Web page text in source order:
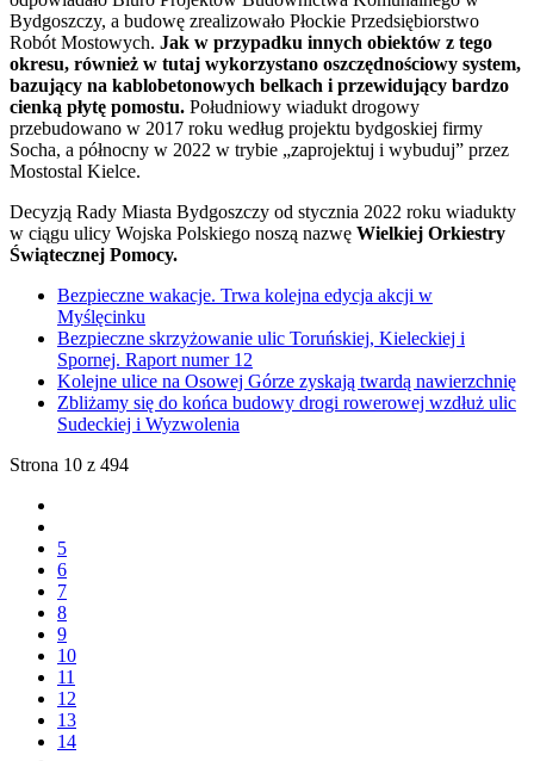
Bydgoszczy, a budowę zrealizowało Płockie Przedsiębiorstwo
Robót Mostowych. Jak w przypadku innych obiektów z tego
okresu, również w tutaj wykorzystano oszczędnościowy system,
bazujący na kablobetonowych belkach i przewidujący bardzo
cienką płytę pomostu. Południowy wiadukt drogowy
przebudowano w 2017 roku według projektu bydgoskiej firmy
Socha, a północny w 2022 w trybie „zaprojektuj i wybuduj” przez
Mostostal Kielce.
Decyzją Rady Miasta Bydgoszczy od stycznia 2022 roku wiadukty
w ciągu ulicy Wojska Polskiego noszą nazwę Wielkiej Orkiestry
Świątecznej Pomocy.
Bezpieczne wakacje. Trwa kolejna edycja akcji w
Myślęcinku
Bezpieczne skrzyżowanie ulic Toruńskiej, Kieleckiej i
Spornej. Raport numer 12
Kolejne ulice na Osowej Górze zyskają twardą nawierzchnię
Zbliżamy się do końca budowy drogi rowerowej wzdłuż ulic
Sudeckiej i Wyzwolenia
Strona 10 z 494
5
6
7
8
9
10
11
12
13
14